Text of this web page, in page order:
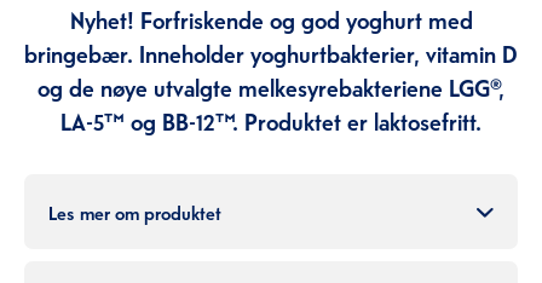
Nyhet! Forfriskende og god yoghurt med
bringebær. Inneholder yoghurtbakterier, vitamin D
og de nøye utvalgte melkesyrebakteriene LGG®,
LA-5™ og BB-12™. Produktet er laktosefritt.
Les mer om produktet